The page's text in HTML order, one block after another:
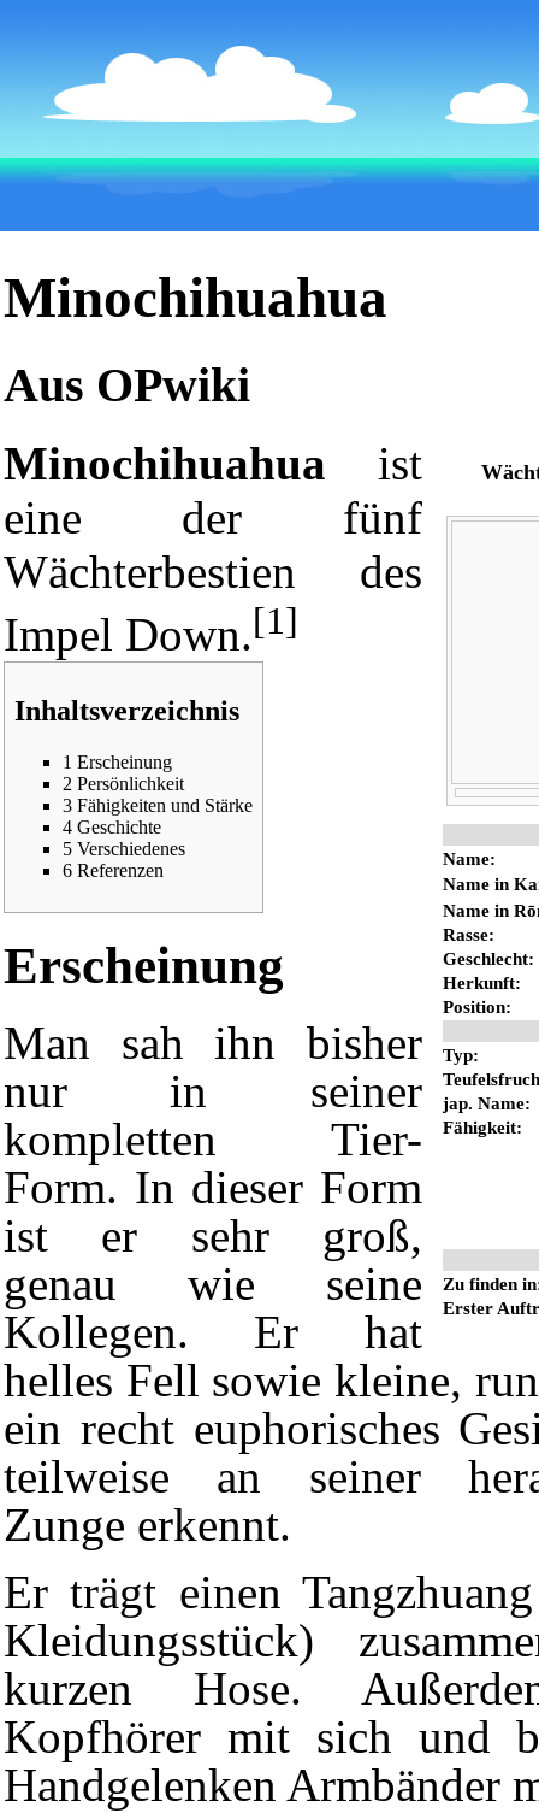
Minochihuahua
Aus OPwiki
Name:
Name in
Name in
Rasse:
Geschlecht:
Herkunft:
Position:
Typ:
jap. Name:
Fähigkeit:
Zu finden
Erster
Minochihuahua ist
eine der fünf
Wächterbestien des
Impel Down.[1]
Inhaltsverzeichnis
1 Erscheinung
2 Persönlichkeit
3 Fähigkeiten und Stärke
4 Geschichte
5 Verschiedenes
6 Referenzen
Erscheinung
Man sah ihn bisher
nur in seiner
kompletten Tier-
Form. In dieser Form
ist er sehr groß,
genau wie seine
Kollegen. Er hat
helles Fell sowie kleine,
ein recht euphorisches
teilweise an seiner
Zunge erkennt.
Er trägt einen
Kleidungsstück)
kurzen Hose.
Kopfhörer mit sich und
Handgelenken Armbänder